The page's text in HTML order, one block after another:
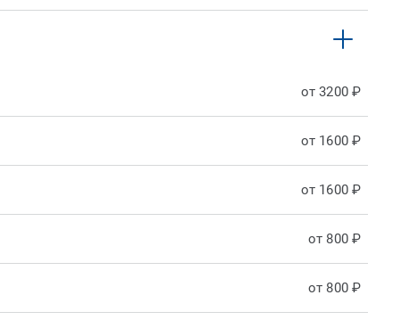
от 3200 ₽
от 1600 ₽
от 1600 ₽
от 800 ₽
от 800 ₽